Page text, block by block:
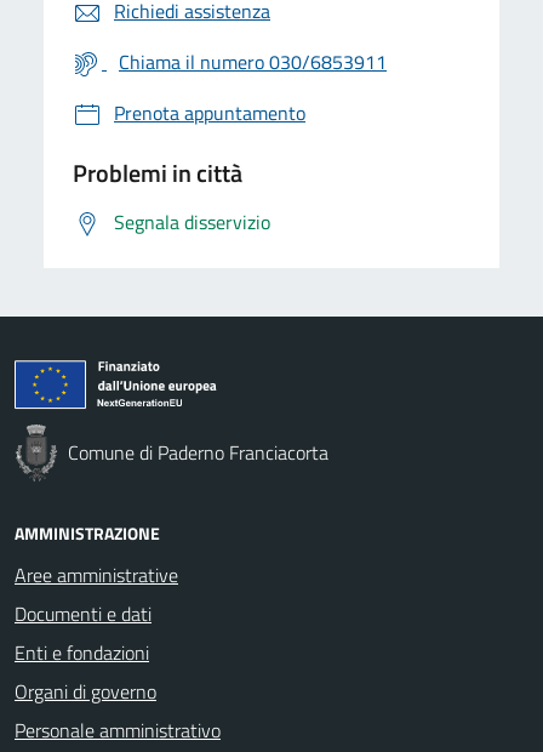
Richiedi assistenza
Chiama il numero 030/6853911
Prenota appuntamento
Problemi in città
Segnala disservizio
Comune di Paderno Franciacorta
AMMINISTRAZIONE
Aree amministrative
Documenti e dati
Enti e fondazioni
Organi di governo
Personale amministrativo